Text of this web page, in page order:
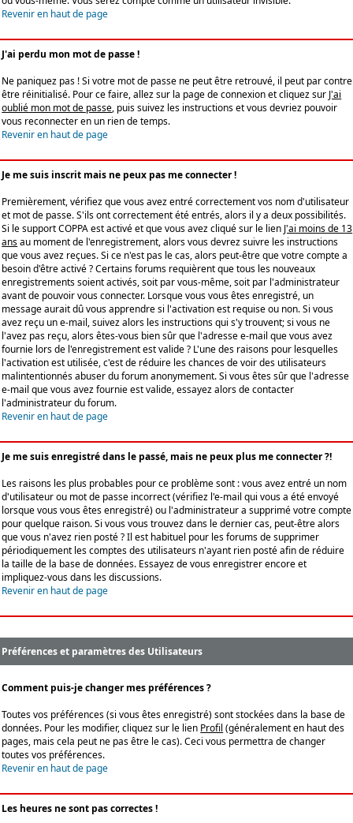
Revenir en haut de page
J'ai perdu mon mot de passe !
Ne paniquez pas ! Si votre mot de passe ne peut être retrouvé, il peut par contre
être réinitialisé. Pour ce faire, allez sur la page de connexion et cliquez sur J'ai
oublié mon mot de passe, puis suivez les instructions et vous devriez pouvoir
vous reconnecter en un rien de temps.
Revenir en haut de page
Je me suis inscrit mais ne peux pas me connecter !
Premièrement, vérifiez que vous avez entré correctement vos nom d'utilisateur
et mot de passe. S'ils ont correctement été entrés, alors il y a deux possibilités.
Si le support COPPA est activé et que vous avez cliqué sur le lien J'ai moins de 13
ansau moment de l'enregistrement, alors vous devrez suivre les instructions
que vous avez reçues. Si ce n'est pas le cas, alors peut-être que votre compte a
besoin d'être activé ? Certains forums requièrent que tous les nouveaux
enregistrements soient activés, soit par vous-même, soit par l'administrateur
avant de pouvoir vous connecter. Lorsque vous vous êtes enregistré, un
message aurait dû vous apprendre si l'activation est requise ou non. Si vous
avez reçu un e-mail, suivez alors les instructions qui s'y trouvent; si vous ne
l'avez pas reçu, alors êtes-vous bien sûr que l'adresse e-mail que vous avez
fournie lors de l'enregistrement est valide ? L'une des raisons pour lesquelles
l'activation est utilisée, c'est de réduire les chances de voir des utilisateurs
malintentionnés abuser du forum anonymement. Si vous êtes sûr que l'adresse
e-mail que vous avez fournie est valide, essayez alors de contacter
l'administrateur du forum.
Revenir en haut de page
Je me suis enregistré dans le passé, mais ne peux plus me connecter ?!
Les raisons les plus probables pour ce problème sont : vous avez entré un nom
d'utilisateur ou mot de passe incorrect (vérifiez l'e-mail qui vous a été envoyé
lorsque vous vous êtes enregistré) ou l'administrateur a supprimé votre compte
pour quelque raison. Si vous vous trouvez dans le dernier cas, peut-être alors
que vous n'avez rien posté ? Il est habituel pour les forums de supprimer
périodiquement les comptes des utilisateurs n'ayant rien posté afin de réduire
la taille de la base de données. Essayez de vous enregistrer encore et
impliquez-vous dans les discussions.
Revenir en haut de page
Préférences et paramètres des Utilisateurs
Comment puis-je changer mes préférences ?
Toutes vos préférences (si vous êtes enregistré) sont stockées dans la base de
données. Pour les modifier, cliquez sur le lien Profil (généralement en haut des
pages, mais cela peut ne pas être le cas). Ceci vous permettra de changer
toutes vos préférences.
Revenir en haut de page
Les heures ne sont pas correctes !